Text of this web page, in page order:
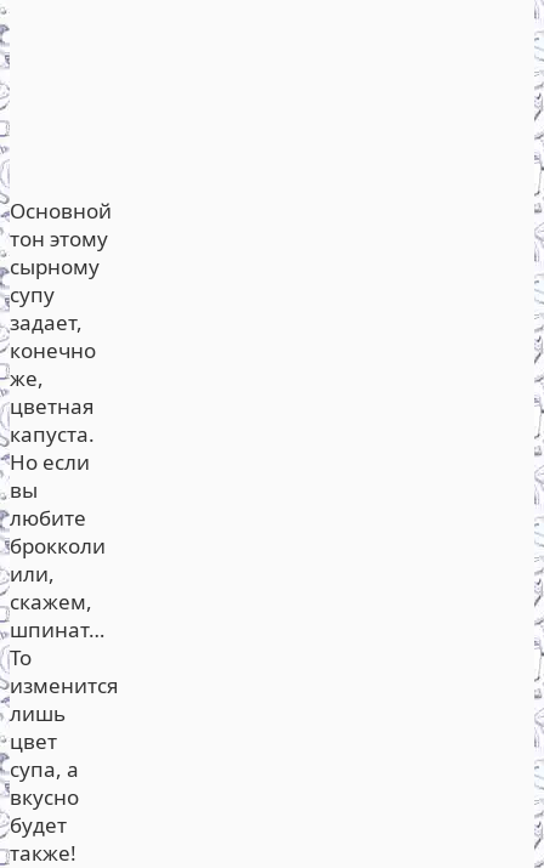
Основной
тон этому
сырному
супу
задает,
конечно
же,
цветная
капуста.
Но если
вы
любите
брокколи
или,
скажем,
шпинат…
То
изменится
лишь
цвет
супа, а
вкусно
будет
также!